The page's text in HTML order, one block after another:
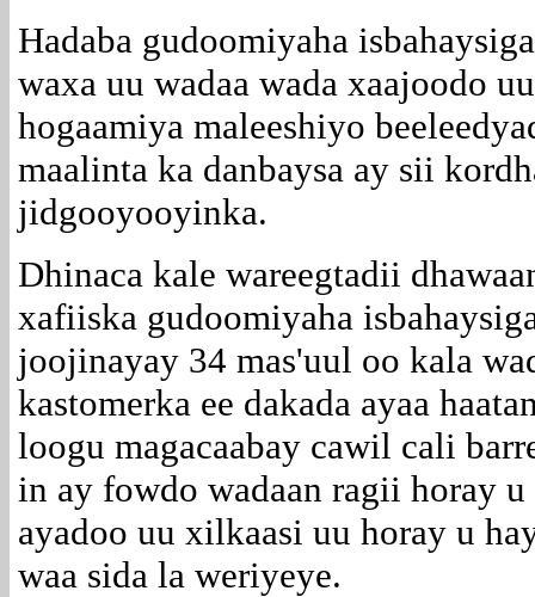
Hadaba gudoomiyaha
waxa uu wadaa wada xaajoodo
hogaamiya maleeshiyo
maalinta ka danbaysa ay sii
jidgooyooyinka.
Dhinaca kale wareegtadii
xafiiska gudoomiyaha
joojinayay 34 mas'uul oo kala
kastomerka ee dakada ayaa
loogu magacaabay cawil cali
in ay fowdo wadaan ragii horay
ayadoo uu xilkaasi uu horay u
waa sida la weriyeye.